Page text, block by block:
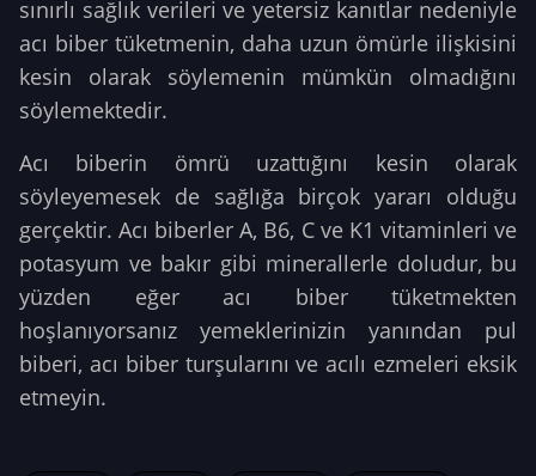
sınırlı sağlık verileri ve yetersiz kanıtlar nedeniyle
acı biber tüketmenin, daha uzun ömürle ilişkisini
kesin olarak söylemenin mümkün olmadığını
söylemektedir.
Acı biberin ömrü uzattığını kesin olarak
söyleyemesek de sağlığa birçok yararı olduğu
gerçektir. Acı biberler A, B6, C ve K1 vitaminleri ve
potasyum ve bakır gibi minerallerle doludur, bu
yüzden eğer acı biber tüketmekten
hoşlanıyorsanız yemeklerinizin yanından pul
biberi, acı biber turşularını ve acılı ezmeleri eksik
etmeyin.